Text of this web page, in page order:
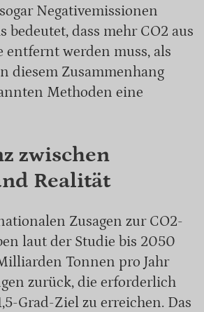
Negativemissionen
bedeutet, dass mehr CO2 aus
entfernt werden muss, als
diesem Zusammenhang
Methoden eine
zwischen
Realität
Zusagen zur CO2-
laut der Studie bis 2050
Tonnen pro Jahr
zurück, die erforderlich
Grad-Ziel zu erreichen. Das